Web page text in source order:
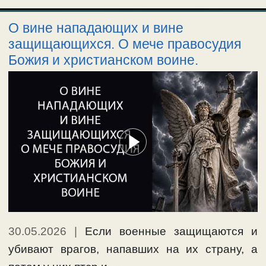
О вине нападающих и вине
защищающихся. О мече правосудия
Божия и христианском воине.
30.05.2026
Если военные защищаются и
убивают врагов, напавших на их страну, а